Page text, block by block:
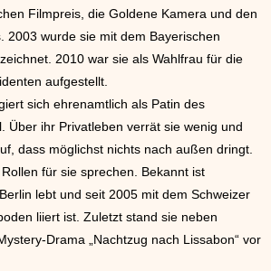
Filmpreis, die Goldene Kamera und den
2003 wurde sie mit dem Bayerischen
2010 war sie als Wahlfrau für die
aufgestellt.
sich ehrenamtlich als Patin des
Über ihr Privatleben verrät sie wenig und
dass möglichst nichts nach außen dringt.
für sie sprechen. Bekannt ist
lebt und seit 2005 mit dem Schweizer
liiert ist. Zuletzt stand sie neben
Drama „Nachtzug nach Lissabon“ vor